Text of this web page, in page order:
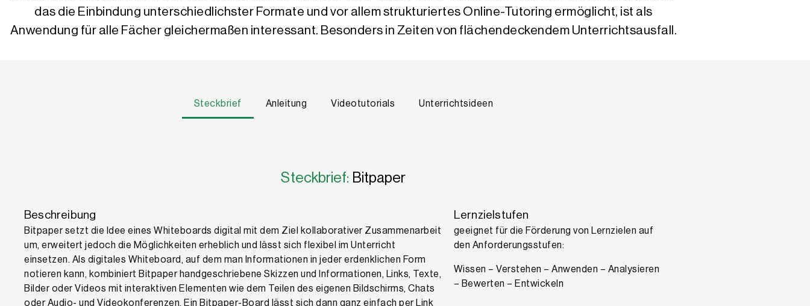
das die Einbindung unterschiedlichster Formate und vor allem strukturiertes Online-Tutoring ermöglicht, ist als
Anwendung für alle Fächer gleichermaßen interessant. Besonders in Zeiten von flächendeckendem Unterrichtsausfall.
Steckbrief Anleitung Videotutorials Unterrichtsideen
Steckbrief: Bitpaper
Beschreibung
Bitpaper setzt die Idee eines Whiteboards digital mit dem Ziel kollaborativer Zusammenarbeit
um, erweitert jedoch die Möglichkeiten erheblich und lässt sich flexibel im Unterricht
einsetzen. Als digitales Whiteboard, auf dem man Informationen in jeder erdenklichen Form
notieren kann, kombiniert Bitpaper handgeschriebene Skizzen und Informationen, Links, Texte,
Bilder oder Videos mit interaktiven Elementen wie dem Teilen des eigenen Bildschirms, Chats
oder Audio- und Videokonferenzen. Ein Bitpaper-Board lässt sich dann ganz einfach per Link
Lernzielstufen
geeignet für die Förderung von Lernzielen auf
den Anforderungsstufen:
Wissen – Verstehen – Anwenden – Analysieren
– Bewerten – Entwickeln